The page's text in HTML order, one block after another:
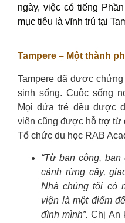
ngày, việc có tiếng
mục tiêu là vĩnh trú tại
Tampere – Một thành
Tampere đã được
sinh sống. Cuộc sống
Mọi đứa trẻ đều được
viên cũng được hỗ trợ từ
Tổ chức du học RAB
“Từ ban công,
cảnh rừng cây,
Nhà chúng tôi có
viện là một điểm
đình mình”. Chị An